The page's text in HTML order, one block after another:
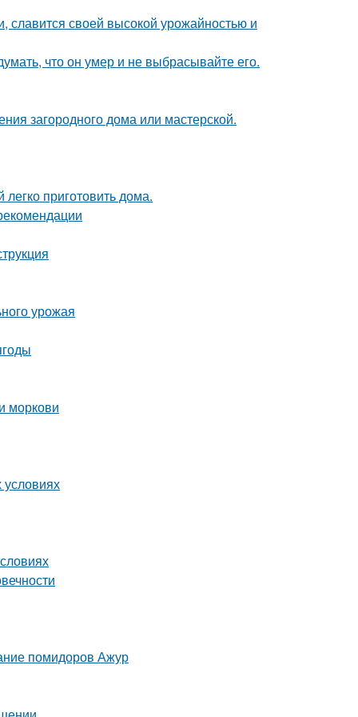
своей высокой урожайностью и
что он умер и не выбрасывайте его.
загородного дома или мастерской.
приготовить дома.
урожая
моркови
помидоров Ажур